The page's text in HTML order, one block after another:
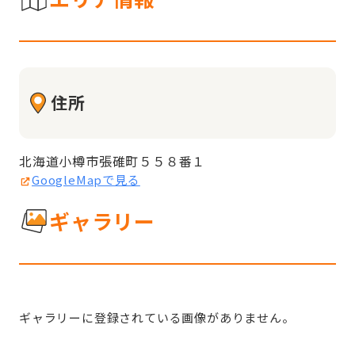
住所
北海道小樽市張碓町５５８番１
GoogleMapで見る
ギャラリー
ギャラリーに登録されている画像がありません。